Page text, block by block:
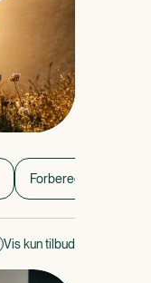
Forberedelse til søvn
Vis kun tilbud